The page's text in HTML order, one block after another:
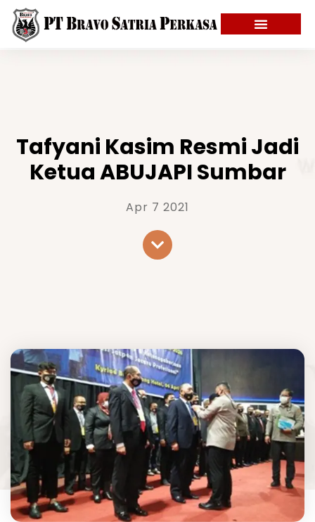
Tafyani Kasim Resmi Jadi
Ketua ABUJAPI Sumbar
Apr 7 2021